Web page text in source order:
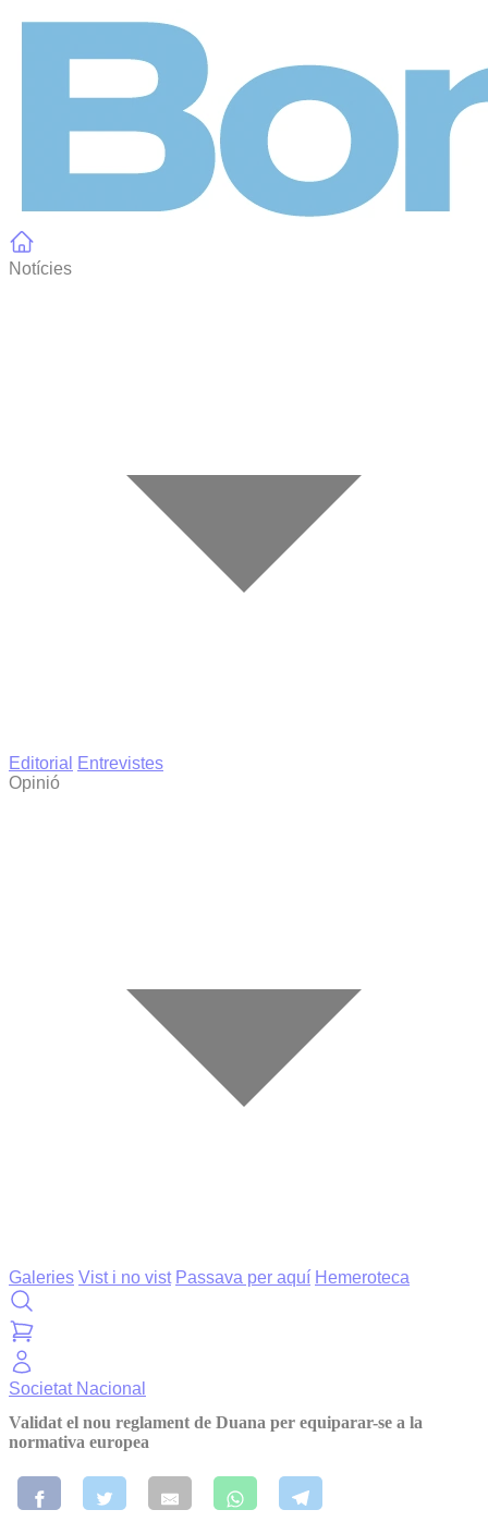
Notícies
Editorial
Entrevistes
Opinió
Galeries Vist i no vist Passava per aquí Hemeroteca
Societat Nacional
Validat el nou reglament de Duana per equiparar-se a la
normativa europea